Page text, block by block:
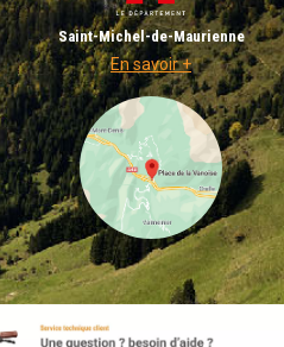
Saint-Michel-de-Maurienne
En savoir +